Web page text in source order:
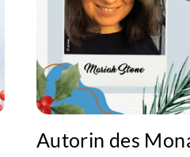
Autorin des